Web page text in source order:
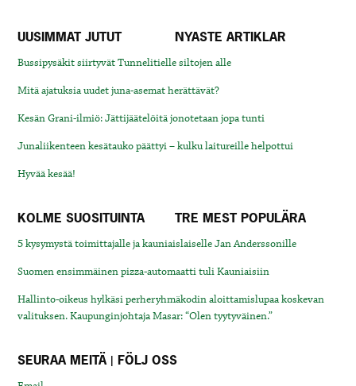
UUSIMMAT JUTUT NYASTE ARTIKLAR
Bussipysäkit siirtyvät Tunnelitielle siltojen alle
Mitä ajatuksia uudet juna-asemat herättävät?
Kesän Grani-ilmiö: Jättijäätelöitä jonotetaan jopa tunti
Junaliikenteen kesätauko päättyi – kulku laitureille helpottui
Hyvää kesää!
KOLME SUOSITUINTA TRE MEST POPULÄRA
5 kysymystä toimittajalle ja kauniaislaiselle Jan Anderssonille
Suomen ensimmäinen pizza-automaatti tuli Kauniaisiin
Hallinto-oikeus hylkäsi perheryhmäkodin aloittamislupaa koskevan
valituksen. Kaupunginjohtaja Masar: “Olen tyytyväinen.”
SEURAA MEITÄ | FÖLJ OSS